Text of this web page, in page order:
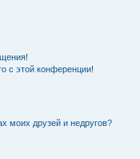
с этой конференции!
моих друзей и недругов?